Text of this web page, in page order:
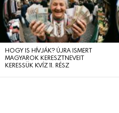
HOGY IS HÍVJÁK? ÚJRA ISMERT
MAGYAROK KERESZTNEVEIT
KERESSÜK KVÍZ 11. RÉSZ